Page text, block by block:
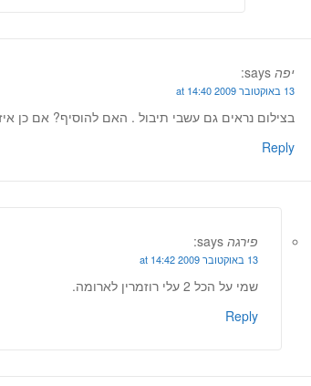
יפה says:
13 באוקטובר 2009 at 14:40
בצילום נראים גם עשבי תיבול . האם להוסיף? אם כן
Reply
פירגה says:
13 באוקטובר 2009 at 14:42
שמי על הכל 2 עלי רוזמרין לארומה.
Reply